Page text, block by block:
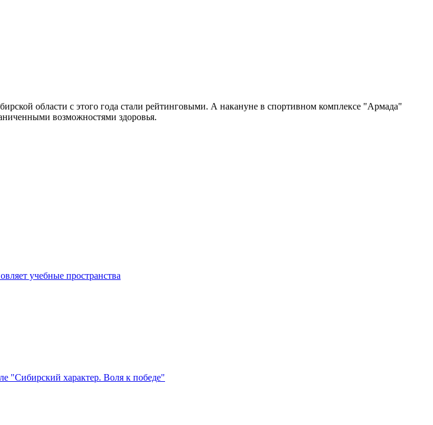
области с этого года стали рейтинговыми. А накануне в спортивном комплексе "Армада"
возможностями здоровья.
учебные пространства
"Сибирский характер. Воля к победе"